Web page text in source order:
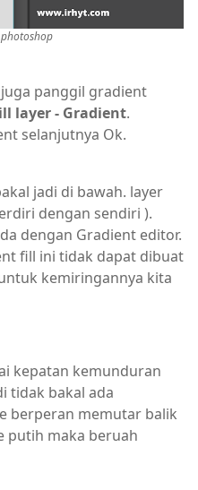
panggil gradient
layer - Gradient.
selanjutnya Ok.
jadi di bawah. layer
dengan sendiri ).
dengan Gradient editor.
fill ini tidak dapat dibuat
kemiringannya kita
kepatan kemunduran
tidak bakal ada
berperan memutar balik
putih maka beruah